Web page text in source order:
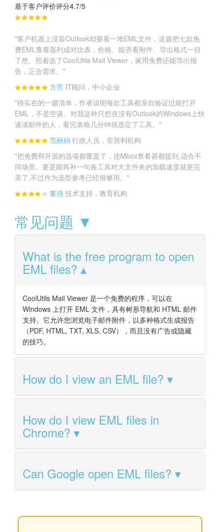
基于客户评价评分4.7/5
"客户机器上没装Outlook却要看一堆EML文件，这篇把七款免
费EML查看器列成对比表，价格、能否看附件、导出格式一目
了然。照着选了CoolUtils Mail Viewer，家用免费还能导出报
告，正合需求。"
方芳 IT顾问，中小企业
"很实在的一篇清单，作者说明每款工具都亲自验证过能打开
EML，不是空谈。对我这种只想在没有Outlook的Windows上快
速读邮件的人，看完表格几分钟就选定了工具。"
范丽娟 行政人员，非营利机构
"把免费和开源的选项都覆盖了，连Mbox查看器都提到,适合不
同场景。要是能再补一句各工具对大文件夹的加载速度就更完
美了,不过作为选型参考已经很够用。"
董强 技术支持，教育机构
常见问题 ▼
What is the free program to open
EML files?
CoolUtils Mail Viewer 是一个免费的程序，可以在
Windows 上打开 EML 文件，具有树形导航和 HTML 邮件
支持。它允许您浏览电子邮件附件，以多种格式生成报告
（PDF, HTML, TXT, XLS, CSV），而且没有广告或隐藏
的技巧。
How do I view an EML file?
How do I view EML files in
Chrome?
Can Google open EML files?